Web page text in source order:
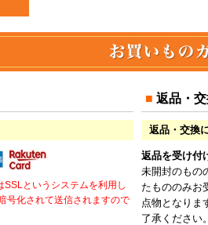
というシステムを利用し
号化されて送信されますので
■ 返品・
返品・交換
返品を受け付
未開封のもの
たもののみお
点物となりま
了承ください